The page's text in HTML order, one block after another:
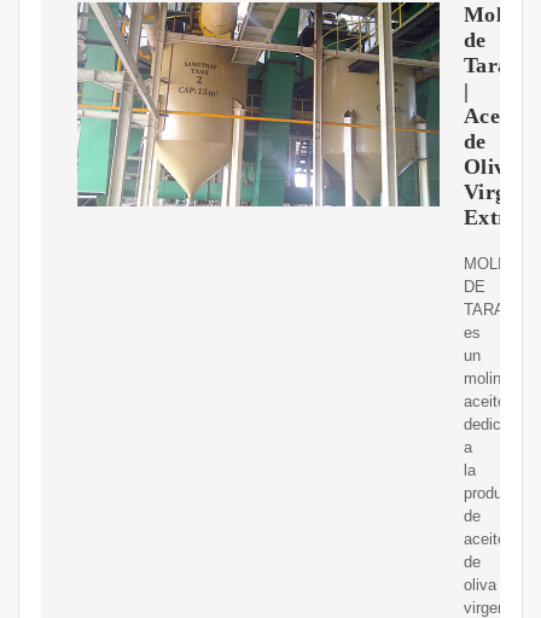
Molino
de
|
Aceite
de
Oliva
Virgen
Extra
MOLINO
DE
es
un
molino
aceitero
dedicado
a
la
producción
de
aceite
de
oliva
virgen